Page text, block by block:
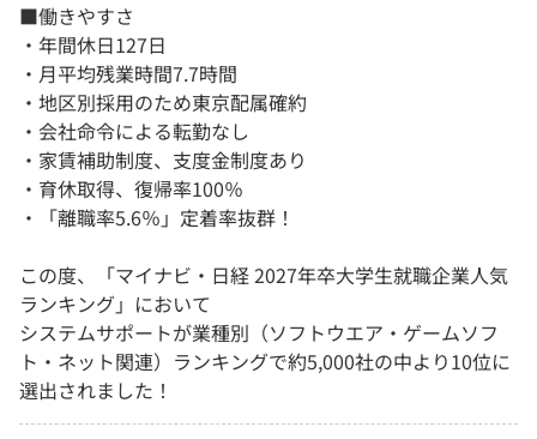
■働きやすさ
・年間休日127日
・月平均残業時間7.7時間
・地区別採用のため東京配属確約
・会社命令による転勤なし
・家賃補助制度、支度金制度あり
・育休取得、復帰率100％
・「離職率5.6％」定着率抜群！
この度、「マイナビ・日経 2027年卒大学生就職企業人気
ランキング」において
システムサポートが業種別（ソフトウエア・ゲームソフ
ト・ネット関連）ランキングで約5,000社の中より10位に
選出されました！